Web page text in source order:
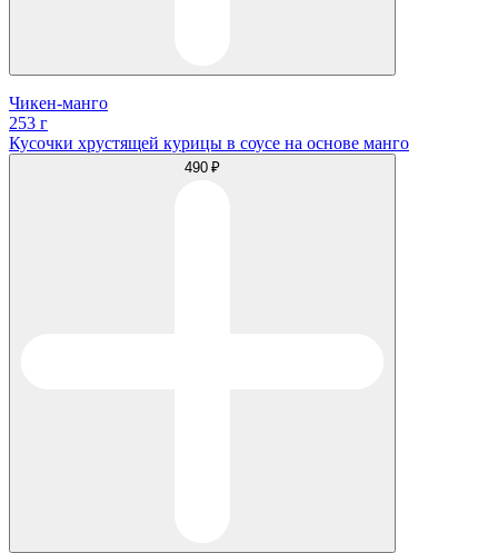
Чикен-манго
253 г
Кусочки хрустящей курицы в соусе на основе манго
490 ₽